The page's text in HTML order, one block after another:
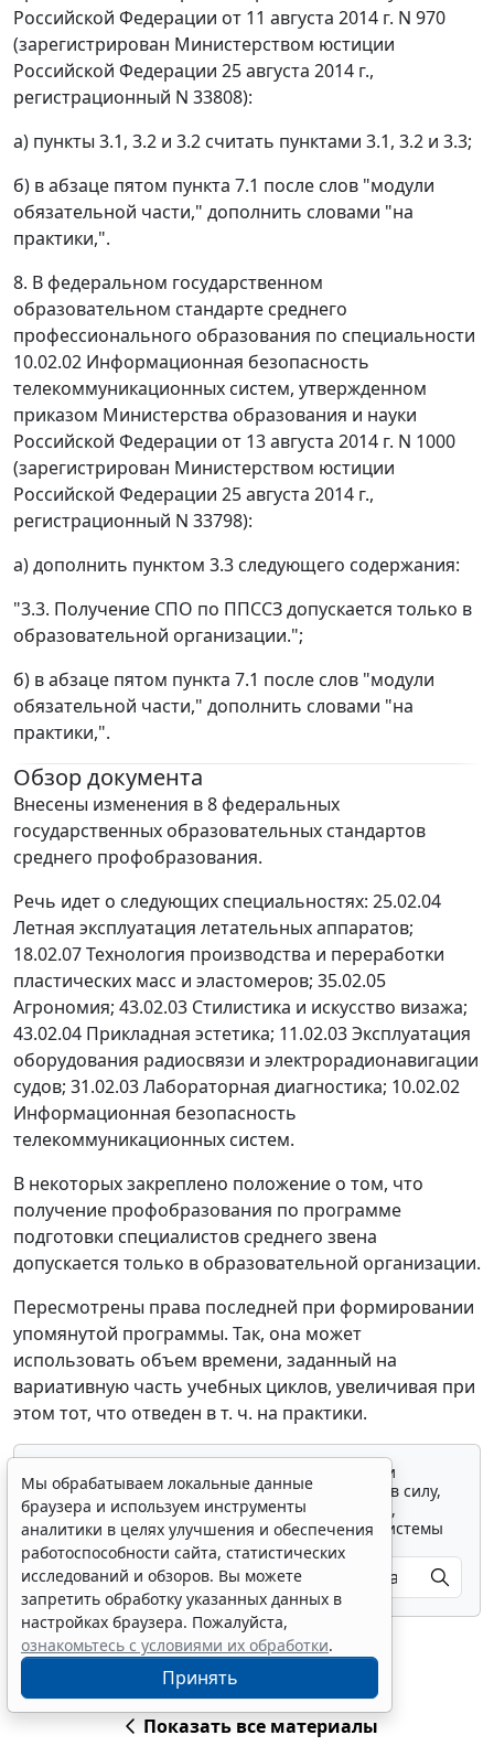
Российской Федерации от 11 августа 2014 г. N 970
(зарегистрирован Министерством юстиции
Российской Федерации 25 августа 2014 г.,
регистрационный N 33808):
а) пункты 3.1, 3.2 и 3.2 считать пунктами 3.1, 3.2 и 3.3;
б) в абзаце пятом пункта 7.1 после слов "модули
обязательной части," дополнить словами "на
практики,".
8. В федеральном государственном
образовательном стандарте среднего
профессионального образования по специальности
10.02.02 Информационная безопасность
телекоммуникационных систем, утвержденном
приказом Министерства образования и науки
Российской Федерации от 13 августа 2014 г. N 1000
(зарегистрирован Министерством юстиции
Российской Федерации 25 августа 2014 г.,
регистрационный N 33798):
а) дополнить пунктом 3.3 следующего содержания:
"3.3. Получение СПО по ППССЗ допускается только в
образовательной организации.";
б) в абзаце пятом пункта 7.1 после слов "модули
обязательной части," дополнить словами "на
практики,".
Обзор документа
Внесены изменения в 8 федеральных
государственных образовательных стандартов
среднего профобразования.
Речь идет о следующих специальностях: 25.02.04
Летная эксплуатация летательных аппаратов;
18.02.07 Технология производства и переработки
пластических масс и эластомеров; 35.02.05
Агрономия; 43.02.03 Стилистика и искусство визажа;
43.02.04 Прикладная эстетика; 11.02.03 Эксплуатация
оборудования радиосвязи и электрорадионавигации
судов; 31.02.03 Лабораторная диагностика; 10.02.02
Информационная безопасность
телекоммуникационных систем.
В некоторых закреплено положение о том, что
получение профобразования по программе
подготовки специалистов среднего звена
допускается только в образовательной организации.
Пересмотрены права последней при формировании
упомянутой программы. Так, она может
использовать объем времени, заданный на
вариативную часть учебных циклов, увеличивая при
этом тот, что отведен в т. ч. на практики.
Для просмотра актуального текста документа и
получения полной информации о вступлении в силу,
изменениях и порядке применения документа,
воспользуйтесь поиском в Интернет-версии системы
ГАРАНТ:
Показать все материалы
Мы обрабатываем локальные данные
браузера и используем инструменты
аналитики в целях улучшения и обеспечения
работоспособности сайта, статистических
исследований и обзоров. Вы можете
запретить обработку указанных данных в
настройках браузера. Пожалуйста,
ознакомьтесь с условиями их обработки.
Принять